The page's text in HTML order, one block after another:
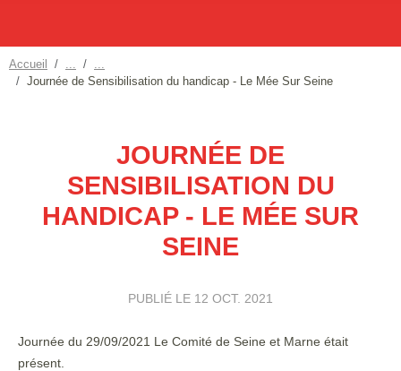
Accueil
Journée de Sensibilisation du handicap - Le Mée Sur Seine
JOURNÉE DE
SENSIBILISATION DU
HANDICAP - LE MÉE SUR
SEINE
PUBLIÉ LE 12 OCT. 2021
Journée du 29/09/2021 Le Comité de Seine et Marne était
présent.